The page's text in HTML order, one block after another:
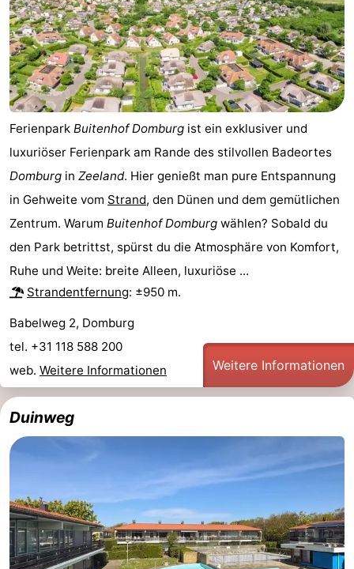
-
Parken
Reisebuchshop
Medizin
Adressen
Region
Zeeland
Schouwen-
Duiveland
-
Renesse
-
Brouwershaven
-
Bruinisse
-
Zierikzee
-
Natur
Oosterschelde
-
Burgh
Kop
van
-
Veere
-
Ferienpark Buitenhof Domburg ist ein exklusiver und
luxuriöser Ferienpark am Rande des stilvollen Badeortes
Domburg in Zeeland. Hier genießt man pure Entspannung
in Gehweite vom Strand, den Dünen und dem gemütlichen
Zentrum. Warum Buitenhof Domburg wählen? Sobald du
den Park betrittst, spürst du die Atmosphäre von Komfort,
Ruhe und Weite: breite Alleen, luxuriöse ...
Strandentfernung: ±950 m.
Babelweg 2, Domburg
tel. +31 118 588 200
web. Weitere Informationen Weitere Informationen
Duinweg